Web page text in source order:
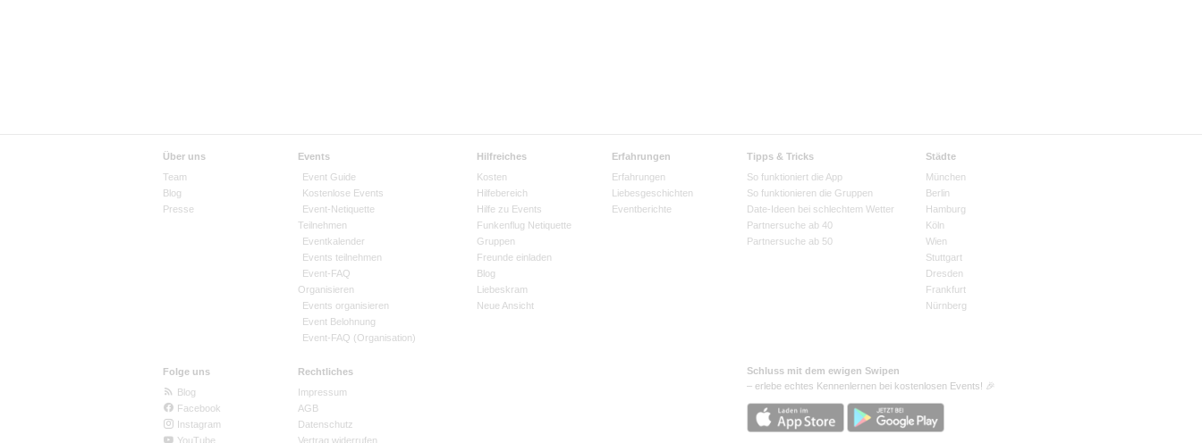
Über uns
Team
Blog
Presse
Events
Event Guide
Kostenlose Events
Event-Netiquette
Teilnehmen
Eventkalender
Events teilnehmen
Event-FAQ
Organisieren
Events organisieren
Event Belohnung
Event-FAQ (Organisation)
Hilfreiches
Kosten
Hilfebereich
Hilfe zu Events
Funkenflug Netiquette
Gruppen
Freunde einladen
Blog
Liebeskram
Neue Ansicht
Erfahrungen
Erfahrungen
Liebesgeschichten
Eventberichte
Tipps & Tricks
So funktioniert die App
So funktionieren die Gruppen
Date-Ideen bei schlechtem Wetter
Partnersuche ab 40
Partnersuche ab 50
Städte
München
Berlin
Hamburg
Köln
Wien
Stuttgart
Dresden
Frankfurt
Nürnberg
Folge uns
Blog
Facebook
Instagram
YouTube
Rechtliches
Impressum
AGB
Datenschutz
Vertrag widerrufen
Schluss mit dem ewigen Swipen
– erlebe echtes Kennenlernen bei kostenlosen Events! 🎉